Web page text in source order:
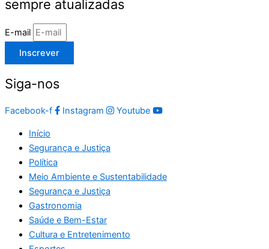
sempre atualizadas
E-mail
Inscrever
Siga-nos
Facebook-f Instagram Youtube
Início
Segurança e Justiça
Política
Meio Ambiente e Sustentabilidade
Segurança e Justiça
Gastronomia
Saúde e Bem-Estar
Cultura e Entretenimento